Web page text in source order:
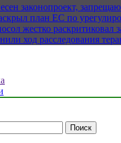
законопроект,
план ЕС по
жестко
ход расследования